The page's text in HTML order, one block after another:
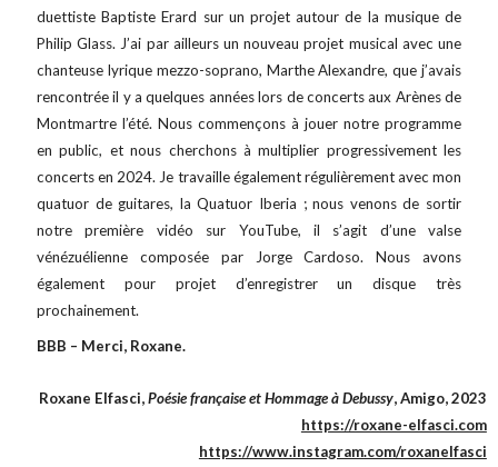
duettiste Baptiste Erard sur un projet autour de la musique de
Philip Glass. J’ai par ailleurs un nouveau projet musical avec une
chanteuse lyrique mezzo-soprano, Marthe Alexandre, que j’avais
rencontrée il y a quelques années lors de concerts aux Arènes de
Montmartre l’été. Nous commençons à jouer notre programme
en public, et nous cherchons à multiplier progressivement les
concerts en 2024. Je travaille également régulièrement avec mon
quatuor de guitares, la Quatuor Iberia ; nous venons de sortir
notre première vidéo sur YouTube, il s’agit d’une valse
vénézuélienne composée par Jorge Cardoso. Nous avons
également pour projet d’enregistrer un disque très
prochainement.
BBB – Merci, Roxane.
Roxane Elfasci,Poésie française et Hommage à Debussy, Amigo, 2023
https://roxane-elfasci.com
https://www.instagram.com/roxanelfasci